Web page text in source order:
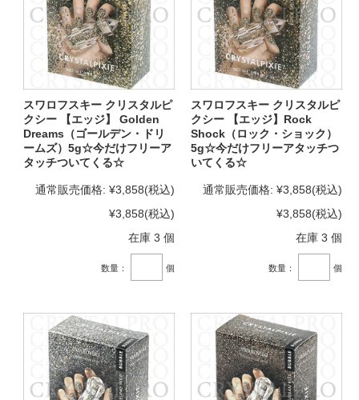
スワロフスキー クリスタルピ
クシー 【エッジ】 Golden
Dreams（ゴールデン・ドリ
ームズ）5g☆今だけフリーア
タッチついてくる☆
通常販売価格: ¥3,858(税込)
¥3,858(税込)
在庫 3 個
数量： 個
スワロフスキー クリスタルピ
クシー 【エッジ】Rock
Shock（ロック・ショック）
5g☆今だけフリーアタッチつ
いてくる☆
通常販売価格: ¥3,858(税込)
¥3,858(税込)
在庫 3 個
数量： 個